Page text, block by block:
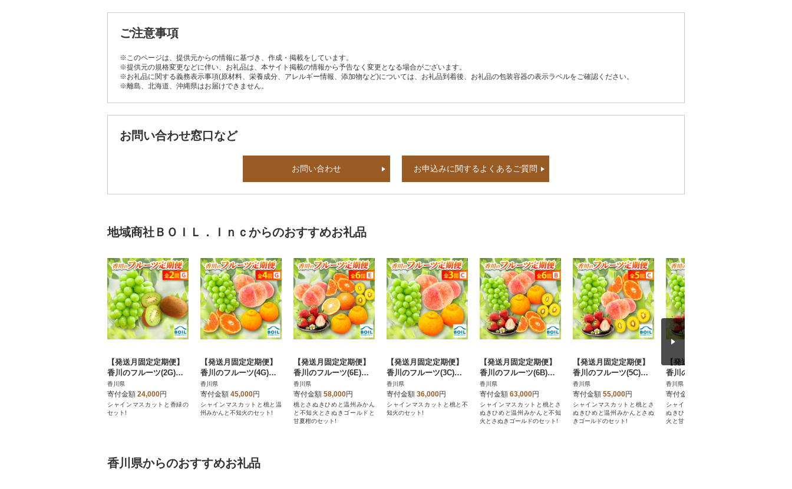
ご注意事項
※このページは、提供元からの情報に基づき、作成・掲載をしています。
※提供元の規格変更などに伴い、お礼品は、本サイト掲載の情報から予告なく変更となる場合がございます。
※お礼品に関する義務表示事項(原材料、栄養成分、アレルギー情報、添加物など)については、お礼品到着後、お礼品の包装容器の表示ラベルをご確認ください。
※離島、北海道、沖縄県はお届けできません。
お問い合わせ窓口など
お問い合わせ お申込みに関するよくあるご質問
地域商社ＢＯＩＬ．Ｉｎｃからのおすすめお礼品
【発送月固定定期便】
香川のフルーツ(2G)全2
回
香川県
寄付金額 24,000円
シャインマスカットと香緑の
セット!
【発送月固定定期便】
香川のフルーツ(4G)全4
回
香川県
寄付金額 45,000円
シャインマスカットと桃と温
州みかんと不知火のセット!
【発送月固定定期便】
香川のフルーツ(6E)全6
回
香川県
寄付金額 58,000円
桃とさぬきひめと温州みかん
と不知火とさぬきゴールドと
甘夏柑のセット!
【発送月固定定期便】
香川のフルーツ(3C)全3
回
香川県
寄付金額 36,000円
シャインマスカットと桃と不
知火のセット!
【発送月固定定期便】
香川のフルーツ(6B)全6
回
香川県
寄付金額 63,000円
シャインマスカットと桃とさ
ぬきひめと温州みかんと不知
火とさぬきゴールドのセット!
【発送月固定定期便】
香川のフルーツ(5C)全5
回
香川県
寄付金額 55,000円
シャインマスカットと桃とさ
ぬきひめと温州みかんとさぬ
きゴールドのセット!
【発送月固定定期便】
香川のフルーツ(7A)全7
回
香川県
寄付金額
シャインマスカットと桃とさ
ぬきひめと温州みかんと不知
火と甘夏柑とさぬきゴールド
香川県からのおすすめお礼品